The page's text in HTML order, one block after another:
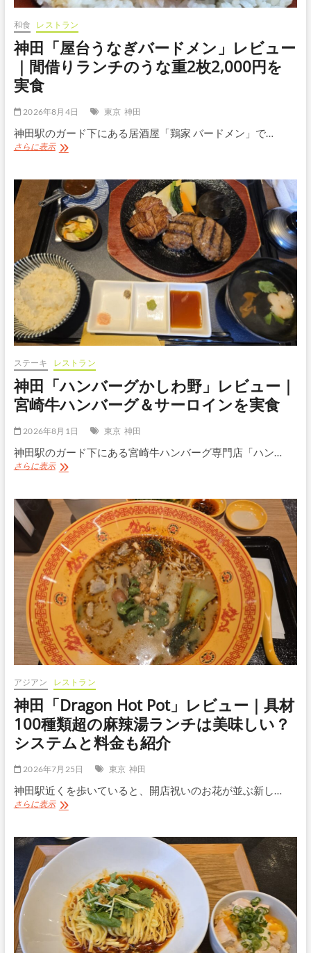
和食 レストラン
神田「屋台うなぎバードメン」レビュー
｜間借りランチのうな重2枚2,000円を
実食
2026年8月4日 東京 神田
神田駅のガード下にある居酒屋「鶏家 バードメン」で…
さらに表示神
台
う
な
ぎ
バ
ー
ド
メ
ン」
ビ
ュ
｜
間
借
り
ン
の
う
な
重
枚
2,000
を
実
食
ステーキ レストラン
神田「ハンバーグかしわ野」レビュー｜
宮崎牛ハンバーグ＆サーロインを実食
2026年8月1日 東京 神田
神田駅のガード下にある宮崎牛ハンバーグ専門店「ハン…
さらに表示神
ン
グ
か
し
わ
野」
レ
ビ
ュ
ー
｜
宮
崎
牛
ハ
ン
バ
ー
＆
ー
ロ
を
実
アジアン レストラン
神田「Dragon Hot Pot」レビュー｜具材
100種類超の麻辣湯ランチは美味しい？
システムと料金も紹介
2026年7月25日 東京 神田
神田駅近くを歩いていると、開店祝いのお花が並ぶ新し…
さらに表示神
Hot
Pot」
｜
具
材